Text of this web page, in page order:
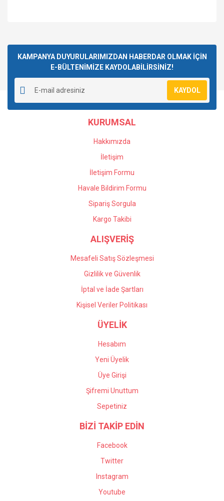
Yorum Yaz
kullanarak tarafımıza iletebilirsiniz.
Görüş ve önerileriniz için teşekkür ederiz.
Ürün resmi kalitesiz, bozuk veya görüntülenemiyor.
Ürün açıklamasında eksik bilgiler bulunuyor.
Ürün bilgilerinde hatalar bulunuyor.
Ürün fiyatı diğer sitelerden daha pahalı.
Gönder
KAMPANYA DUYURULARIMIZDAN HABERDAR OLMAK İÇİN
E-BÜLTENİMİZE KAYDOLABİLİRSİNİZ!
KAYDOL
KURUMSAL
Hakkımızda
İletişim
İletişim Formu
Havale Bildirim Formu
Sipariş Sorgula
Kargo Takibi
ALIŞVERİŞ
Mesafeli Satış Sözleşmesi
Gizlilik ve Güvenlik
İptal ve İade Şartları
Kişisel Veriler Politikası
ÜYELİK
Hesabım
Yeni Üyelik
Üye Girişi
Şifremi Unuttum
Sepetiniz
BİZİ TAKİP EDİN
Facebook
Twitter
Instagram
Youtube